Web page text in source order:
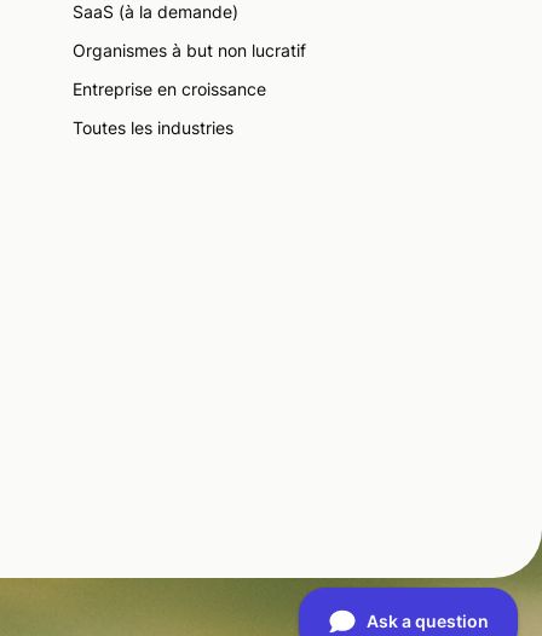
SaaS (à la demande)
Organismes à but non lucratif
Entreprise en croissance
Toutes les industries